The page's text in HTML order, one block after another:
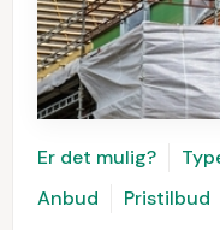
Er det mulig?
Anbud
Pristilbud